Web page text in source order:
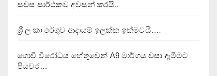
සවස සාර්ථකව අවසන් කරයි..
ශ්‍රී ලංකා රේගුව ආදායම් ඉලක්ක ඉක්මවයි….
ගොවි විරෝධය හේතුවෙන් A9 මාර්ගය වසා දැමිමට
පියවර…